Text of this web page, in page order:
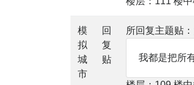
模
拟
城
市
回
复
贴
所回复主题贴：
我都是把所